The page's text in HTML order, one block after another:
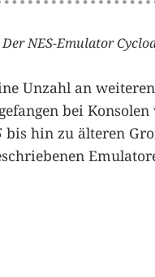
Der NES-Emulator
Unzahl an
bei
bis hin zu älteren